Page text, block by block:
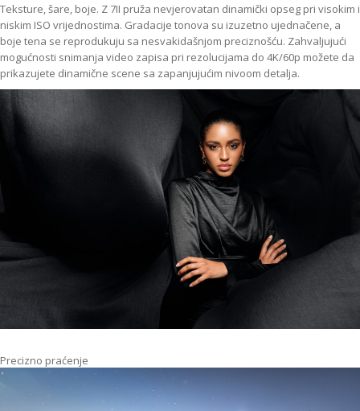
Teksture, šare, boje. Z 7II pruža nevjerovatan dinamički opseg pri visokim i
niskim ISO vrijednostima. Gradacije tonova su izuzetno ujednačene, a
boje tena se reprodukuju sa nesvakidašnjom preciznošću. Zahvaljujući
mogućnosti snimanja video zapisa pri rezolucijama do 4K/60p možete da
prikazujete dinamične scene sa zapanjujućim nivoom detalja.
Precizno praćenje